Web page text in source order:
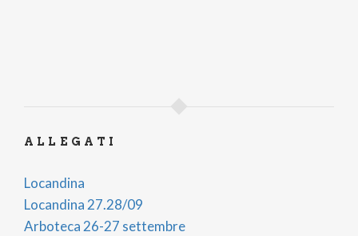
ALLEGATI
Locandina
Locandina 27.28/09
Arboteca 26-27 settembre